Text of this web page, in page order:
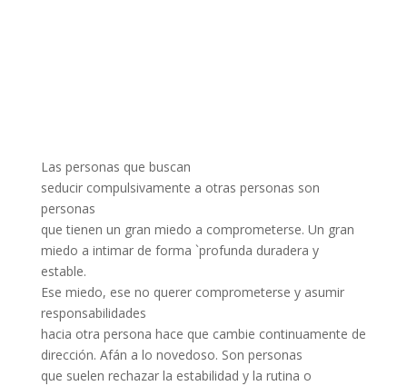
Las personas que buscan
seducir compulsivamente a otras personas son
personas
que tienen un gran miedo a comprometerse. Un gran
miedo a intimar de forma `profunda duradera y
estable.
Ese miedo, ese no querer comprometerse y asumir
responsabilidades
hacia otra persona hace que cambie continuamente de
dirección. Afán a lo novedoso. Son personas
que suelen rechazar la estabilidad y la rutina o